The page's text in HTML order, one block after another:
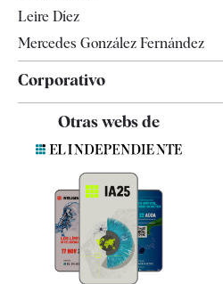
Leire Díez
Mercedes González Fernández
Corporativo
Quiénes somos
Especificaciones
Otras webs de